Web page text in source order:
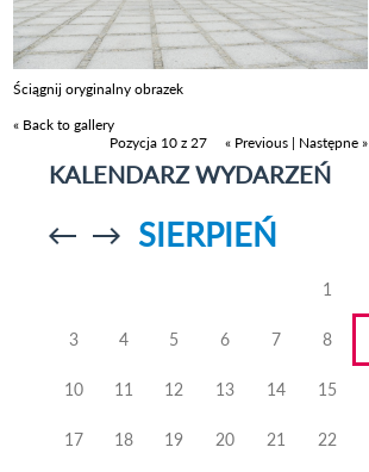
Ściągnij oryginalny obrazek
« Back to gallery
Pozycja 10 z 27
« Previous | Następne »
KALENDARZ WYDARZEŃ
Przejdź doPrzejdź do
SIERPIEŃ
1
3 4 5 6 7 8
10 11 12 13 14 15
17 18 19 20 21 22